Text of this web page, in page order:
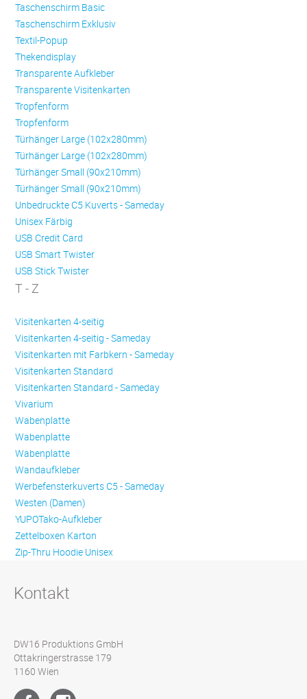
Taschenschirm Basic
Taschenschirm Exklusiv
Textil-Popup
Thekendisplay
Transparente Aufkleber
Transparente Visitenkarten
Trop­fen­form
Trop­fen­form
Türhänger Large (102x280mm)
Türhänger Large (102x280mm)
Türhänger Small (90x210mm)
Türhänger Small (90x210mm)
Unbedruckte C5 Kuverts - Sameday
Unisex Färbig
USB Credit Card
USB Smart Twister
USB Stick Twister
T - Z
Visitenkarten 4-seitig
Visitenkarten 4-seitig - Sameday
Visitenkarten mit Farbkern - Sameday
Visitenkarten Standard
Visitenkarten Standard - Sameday
Vivarium
Wabenplatte
Wabenplatte
Wabenplatte
Wandaufkleber
Werbefensterkuverts C5 - Sameday
Westen (Damen)
YUPOTako-Aufkleber
Zettelboxen Karton
Zip-Thru Hoodie Unisex
Kontakt
DW16 Produktions GmbH
Ottakringerstrasse 179
1160 Wien